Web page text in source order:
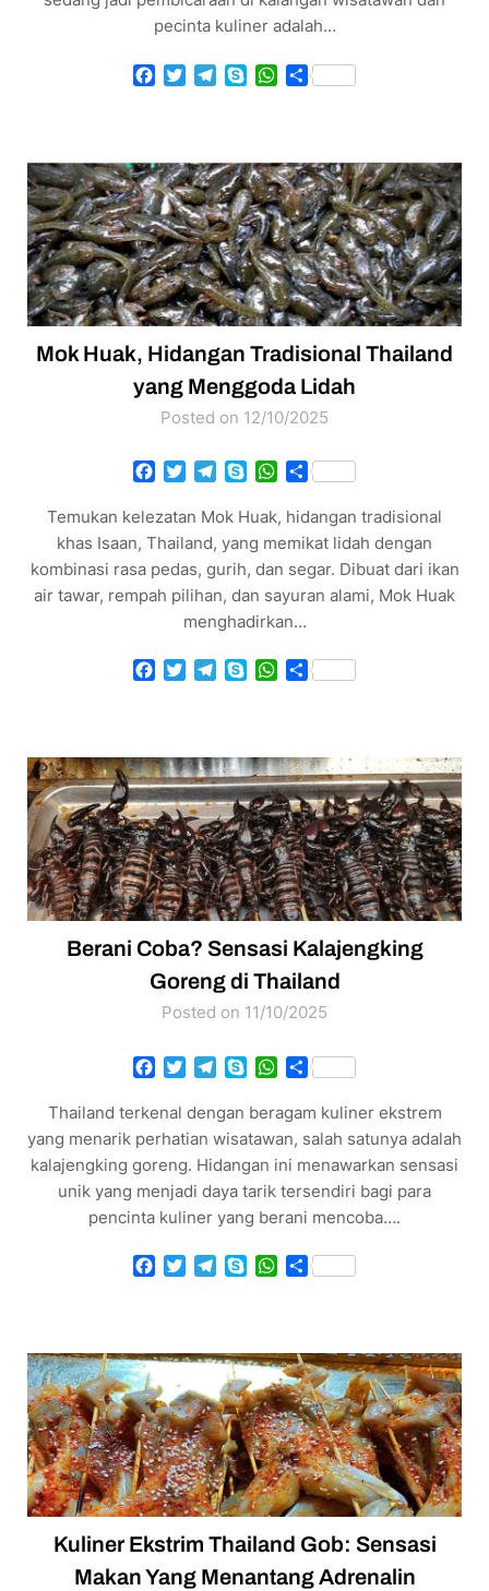
pecinta kuliner adalah…
Facebook
TwitterTelegram
SkypeWhatsApp
Share
Mok Huak, Hidangan Tradisional Thailand
yang Menggoda Lidah
Posted on 12/10/2025
Facebook
TwitterTelegram
SkypeWhatsApp
Share
Temukan kelezatan Mok Huak, hidangan tradisional
khas Isaan, Thailand, yang memikat lidah dengan
kombinasi rasa pedas, gurih, dan segar. Dibuat dari ikan
air tawar, rempah pilihan, dan sayuran alami, Mok Huak
menghadirkan…
Facebook
TwitterTelegram
SkypeWhatsApp
Share
Berani Coba? Sensasi Kalajengking
Goreng di Thailand
Posted on 11/10/2025
Facebook
TwitterTelegram
SkypeWhatsApp
Share
Thailand terkenal dengan beragam kuliner ekstrem
yang menarik perhatian wisatawan, salah satunya adalah
kalajengking goreng. Hidangan ini menawarkan sensasi
unik yang menjadi daya tarik tersendiri bagi para
pencinta kuliner yang berani mencoba….
Facebook
TwitterTelegram
SkypeWhatsApp
Share
Kuliner Ekstrim Thailand Gob: Sensasi
Makan Yang Menantang Adrenalin